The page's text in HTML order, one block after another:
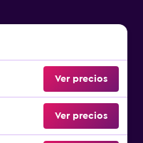
Ver precios
Ver precios